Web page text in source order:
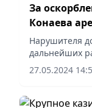
За
Конаева
Нарушителя
дальнейших
27.05.2024